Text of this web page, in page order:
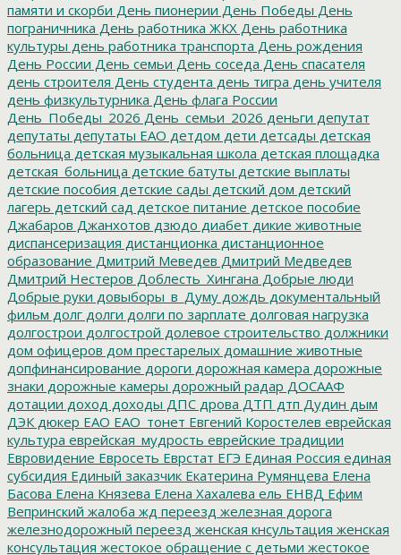
памяти и скорби День пионерии День Победы День
пограничника День работника ЖКХ День работника
культуры день работника транспорта День рождения
День России День семьи День соседа День спасателя
день строителя День студента день тигра день учителя
день физкультурника День флага России
День_Победы_2026 День_семьи_2026 деньги депутат
депутаты депутаты ЕАО детдом дети детсады детская
больница детская музыкальная школа детская площадка
детская_больница детские батуты детские выплаты
детские пособия детские сады детский дом детский
лагерь детский сад детское питание детское пособие
Джабаров Джанхотов дзюдо диабет дикие животные
диспансеризация дистанционка дистанционное
образование Дмитрий Меведев Дмитрий Медведев
Дмитрий Нестеров Доблесть_Хингана Добрые люди
Добрые руки довыборы_в_Думу дождь документальный
фильм долг долги долги по зарплате долговая нагрузка
долгострои долгострой долевое строительство должники
дом офицеров дом престарелых домашние животные
допфинансирование дороги дорожная камера дорожные
знаки дорожные камеры дорожный радар ДОСААФ
дотации доход доходы ДПС дрова ДТП дтп Дудин дым
ДЭК дюкер ЕАО ЕАО_тонет Евгений Коростелев еврейская
культура еврейская_мудрость еврейские традиции
Евровидение Евросеть Еврстат ЕГЭ Единая Россия единая
субсидия Единый заказчик Екатерина Румянцева Елена
Басова Елена Князева Елена Хахалева ель ЕНВД Ефим
Вепринский жалоба жд переезд железная дорога
железнодорожный переезд женская кнсультация женская
консультация жестокое обращение с детьми жестокое